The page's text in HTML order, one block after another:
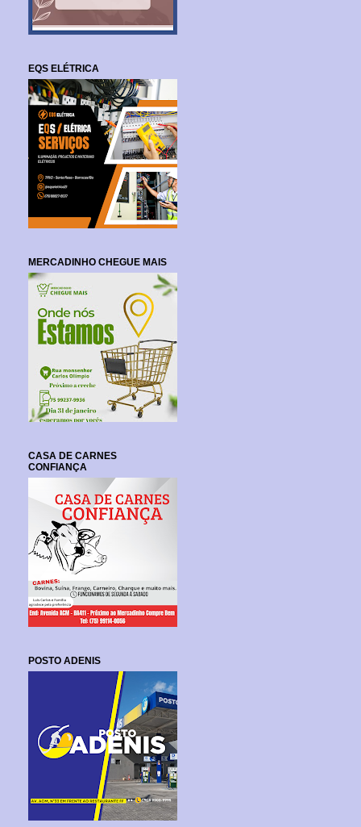
EQS ELÉTRICA
MERCADINHO CHEGUE MAIS
CASA DE CARNES
CONFIANÇA
POSTO ADENIS